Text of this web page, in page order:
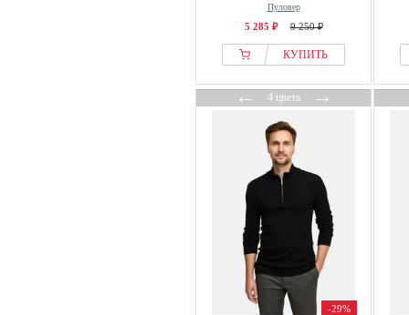
Пуловер
5 285 ₽ 9 250 ₽
КУПИТЬ
←4 цвета→
-29%